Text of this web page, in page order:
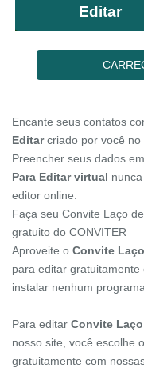
Editar
Encante seus contatos
Editarcriado por você no
Preencher seus dados
Para Editar virtual
editor online.
Faça seu Convite Laço
gratuito do CONVITER
Aproveite o Convite
para editar
instalar nenhum
Para editar Convite
nosso site, você escolhe
gratuitamente com